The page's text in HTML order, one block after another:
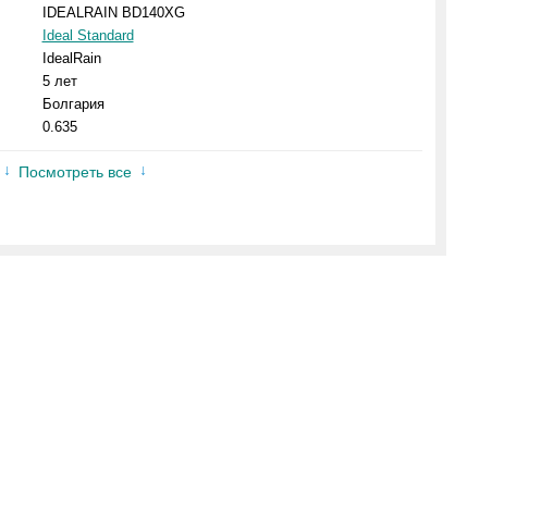
IDEALRAIN BD140XG
Ideal Standard
IdealRain
5 лет
Болгария
0.635
Посмотреть все